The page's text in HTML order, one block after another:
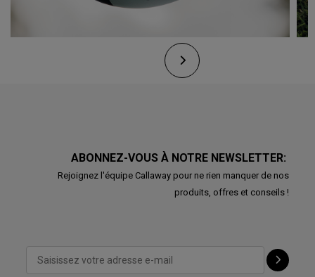
ABONNEZ-VOUS À NOTRE NEWSLETTER:
Rejoignez l'équipe Callaway pour ne rien manquer de nos
produits, offres et conseils !